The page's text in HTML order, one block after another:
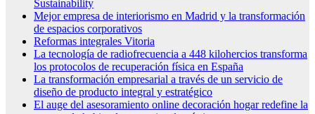
Sustainability
Mejor empresa de interiorismo en Madrid y la transformación
de espacios corporativos
Reformas integrales Vitoria
La tecnología de radiofrecuencia a 448 kilohercios transforma
los protocolos de recuperación física en España
La transformación empresarial a través de un servicio de
diseño de producto integral y estratégico
El auge del asesoramiento online decoración hogar redefine la